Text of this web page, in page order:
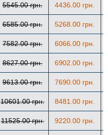
5545.00 грн. 4436.00 грн.
6585.00 грн. 5268.00 грн.
7582.00 грн. 6066.00 грн.
8627.00 грн. 6902.00 грн.
9613.00 грн. 7690.00 грн.
10601.00 грн. 8481.00 грн.
11525.00 грн. 9220.00 грн.